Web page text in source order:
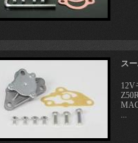
ス
12V
...